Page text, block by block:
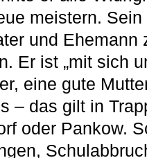
meistern.
und Ehemann
Er ist „mit sich
eine gute
– das gilt in
oder Pankow.